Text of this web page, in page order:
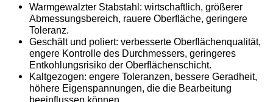
Warmgewalzter Stabstahl: wirtschaftlich, größerer
Abmessungsbereich, rauere Oberfläche, geringere
Toleranz.
Geschält und poliert: verbesserte Oberflächenqualität,
engere Kontrolle des Durchmessers, geringeres
Entkohlungsrisiko der Oberflächenschicht.
Kaltgezogen: engere Toleranzen, bessere Geradheit,
höhere Eigenspannungen, die die Bearbeitung
beeinflussen können.